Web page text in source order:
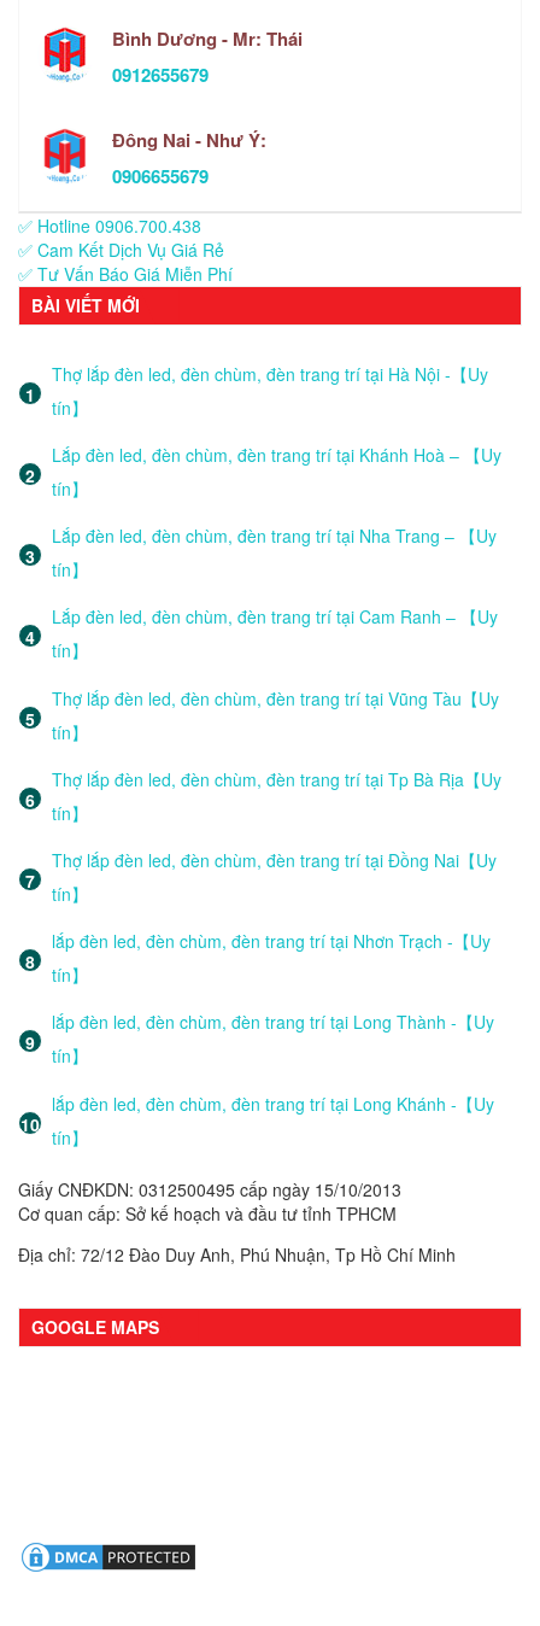
Bình Dương - Mr: Thái
0912655679
Đông Nai - Như Ý:
0906655679
✅ Hotline 0906.700.438
✅ Cam Kết Dịch Vụ Giá Rẻ
✅ Tư Vấn Báo Giá Miễn Phí
BÀI VIẾT MỚI
Thợ lắp đèn led, đèn chùm, đèn trang trí tại Hà Nội -【Uy
tín】
Lắp đèn led, đèn chùm, đèn trang trí tại Khánh Hoà – 【Uy
tín】
Lắp đèn led, đèn chùm, đèn trang trí tại Nha Trang – 【Uy
tín】
Lắp đèn led, đèn chùm, đèn trang trí tại Cam Ranh – 【Uy
tín】
Thợ lắp đèn led, đèn chùm, đèn trang trí tại Vũng Tàu【Uy
tín】
Thợ lắp đèn led, đèn chùm, đèn trang trí tại Tp Bà Rịa【Uy
tín】
Thợ lắp đèn led, đèn chùm, đèn trang trí tại Đồng Nai【Uy
tín】
lắp đèn led, đèn chùm, đèn trang trí tại Nhơn Trạch -【Uy
tín】
lắp đèn led, đèn chùm, đèn trang trí tại Long Thành -【Uy
tín】
lắp đèn led, đèn chùm, đèn trang trí tại Long Khánh -【Uy
tín】
Giấy CNĐKDN: 0312500495 cấp ngày 15/10/2013
Cơ quan cấp: Sở kế hoạch và đầu tư tỉnh TPHCM
Địa chỉ: 72/12 Đào Duy Anh, Phú Nhuận, Tp Hồ Chí Minh
GOOGLE MAPS